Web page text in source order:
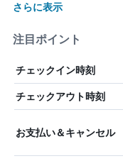
さらに表示
注目ポイント
チェックイン時刻
チェックアウト時刻
お支払い＆キャンセル